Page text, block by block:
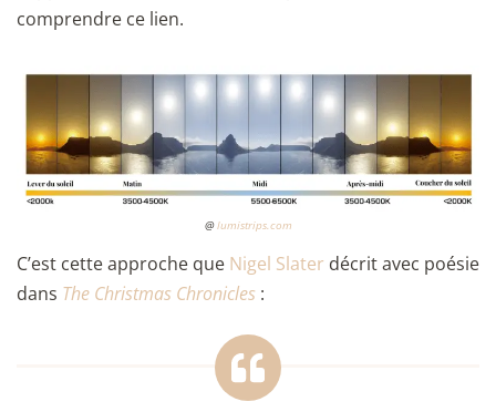
comprendre ce lien.
@lumistrips.com
C’est cette approche que Nigel Slater décrit avec poésie
dans The Christmas Chronicles :